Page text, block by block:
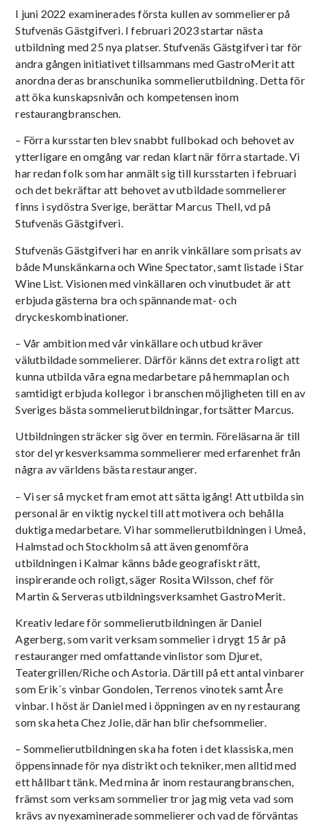
I juni 2022 examinerades första kullen av sommelierer på
Stufvenäs Gästgifveri. I februari 2023 startar nästa
utbildning med 25 nya platser. Stufvenäs Gästgifveri tar för
andra gången initiativet tillsammans med GastroMerit att
anordna deras branschunika sommelierutbildning. Detta för
att öka kunskapsnivån och kompetensen inom
restaurangbranschen.
– Förra kursstarten blev snabbt fullbokad och behovet av
ytterligare en omgång var redan klart när förra startade. Vi
har redan folk som har anmält sig till kursstarten i februari
och det bekräftar att behovet av utbildade sommelierer
finns i sydöstra Sverige, berättar Marcus Thell, vd på
Stufvenäs Gästgifveri.
Stufvenäs Gästgifveri har en anrik vinkällare som prisats av
både Munskänkarna och Wine Spectator, samt listade i Star
Wine List. Visionen med vinkällaren och vinutbudet är att
erbjuda gästerna bra och spännande mat- och
dryckeskombinationer.
– Vår ambition med vår vinkällare och utbud kräver
välutbildade sommelierer. Därför känns det extra roligt att
kunna utbilda våra egna medarbetare på hemmaplan och
samtidigt erbjuda kollegor i branschen möjligheten till en av
Sveriges bästa sommelierutbildningar, fortsätter Marcus.
Utbildningen sträcker sig över en termin. Föreläsarna är till
stor del yrkesverksamma sommelierer med erfarenhet från
några av världens bästa restauranger.
– Vi ser så mycket fram emot att sätta igång! Att utbilda sin
personal är en viktig nyckel till att motivera och behålla
duktiga medarbetare. Vi har sommelierutbildningen i Umeå,
Halmstad och Stockholm så att även genomföra
utbildningen i Kalmar känns både geografiskt rätt,
inspirerande och roligt, säger Rosita Wilsson, chef för
Martin & Serveras utbildningsverksamhet GastroMerit.
Kreativ ledare för sommelierutbildningen är Daniel
Agerberg, som varit verksam sommelier i drygt 15 år på
restauranger med omfattande vinlistor som Djuret,
Teatergrillen/Riche och Astoria. Därtill på ett antal vinbarer
som Erik´s vinbar Gondolen, Terrenos vinotek samt Åre
vinbar. I höst är Daniel med i öppningen av en ny restaurang
som ska heta Chez Jolie, där han blir chefsommelier.
– Sommelierutbildningen ska ha foten i det klassiska, men
öppensinnade för nya distrikt och tekniker, men alltid med
ett hållbart tänk. Med mina år inom restaurangbranschen,
främst som verksam sommelier tror jag mig veta vad som
krävs av nyexaminerade sommelierer och vad de förväntas